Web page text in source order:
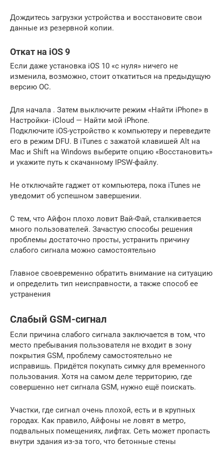
Дождитесь загрузки устройства и восстановите свои
данные из резервной копии.
Откат на iOS 9
Если даже установка iOS 10 «с нуля» ничего не
изменила, возможно, стоит откатиться на предыдущую
версию ОС.
Для начала . Затем выключите режим «Найти iPhone» в
Настройки- iCloud — Найти мой iPhone.
Подключите iOS-устройство к компьютеру и переведите
его в режим DFU. В iTunes с зажатой клавишей Alt на
Mac и Shift на Windows выберите опцию «Восстановить»
и укажите путь к скачанному IPSW-файлу.
Не отключайте гаджет от компьютера, пока iTunes не
уведомит об успешном завершении.
С тем, что Айфон плохо ловит Вай-Фай, сталкивается
много пользователей. Зачастую способы решения
проблемы достаточно просты, устранить причину
слабого сигнала можно самостоятельно
Главное своевременно обратить внимание на ситуацию
и определить тип неисправности, а также способ ее
устранения
Слабый GSM-сигнал
Если причина слабого сигнала заключается в том, что
место пребывания пользователя не входит в зону
покрытия GSM, проблему самостоятельно не
исправишь. Придётся покупать симку для временного
пользования. Хотя на самом деле территорию, где
совершенно нет сигнала GSM, нужно ещё поискать.
Участки, где сигнал очень плохой, есть и в крупных
городах. Как правило, Айфоны не ловят в метро,
подвальных помещениях, лифтах. Сеть может пропасть
внутри здания из-за того, что бетонные стены